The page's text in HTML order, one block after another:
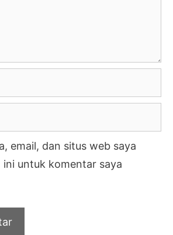
email, dan situs web saya
ini untuk komentar saya